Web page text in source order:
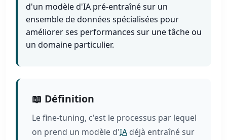
d'un modèle d'IA pré-entraîné sur un
ensemble de données spécialisées pour
améliorer ses performances sur une tâche ou
un domaine particulier.
📖 Définition
Le fine-tuning, c'est le processus par lequel
on prend un modèle d'IA déjà entraîné sur